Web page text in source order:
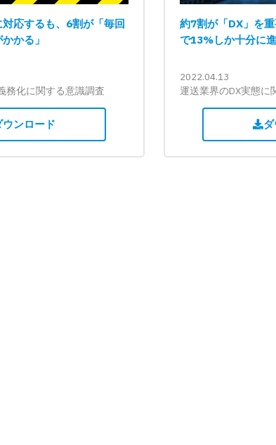
応するも、6割が「毎回
かる」
務化に関する意識調査
ウンロード
約7割が「DX」を
で13%しか十分に
2022.04.13
運送業界のDX実態に